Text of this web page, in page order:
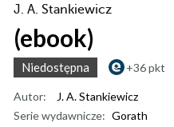
J. A. Stankiewicz
(ebook)
Niedostępna +36 pkt
Autor:
J. A. Stankiewicz
Serie wydawnicze: Gorath